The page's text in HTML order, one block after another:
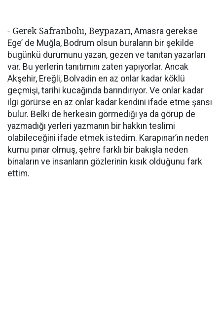
- Gerek Safranbolu, Beypazarı, Amasra gerekse
Ege’ de Muğla, Bodrum olsun buraların bir şekilde
bugünkü durumunu yazan, gezen ve tanıtan yazarları
var. Bu yerlerin tanıtımını zaten yapıyorlar. Ancak
Akşehir, Ereğli, Bolvadin en az onlar kadar köklü
geçmişi, tarihi kucağında barındırıyor. Ve onlar kadar
ilgi görürse en az onlar kadar kendini ifade etme şansı
bulur. Belki de herkesin görmediği ya da görüp de
yazmadığı yerleri yazmanın bir hakkın teslimi
olabileceğini ifade etmek istedim. Karapınar’ın neden
kumu pınar olmuş, şehre farklı bir bakışla neden
binaların ve insanların gözlerinin kısık olduğunu fark
ettim.